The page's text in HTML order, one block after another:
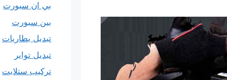
بي ان سبورت
بين سبورت
تبديل بطاريات
تبديل تواير
تركيب ستلايت